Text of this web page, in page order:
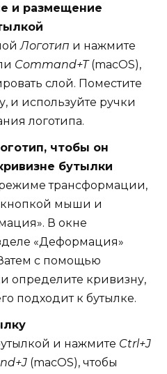
и размещение
Логотип и нажмите
Command+T(macOS),
слой. Поместите
и используйте ручки
логотипа.
чтобы он
бутылки
режиме трансформации,
мыши и
В окне
«Деформация»
с помощью
определите кривизну,
подходит к бутылке.
и нажмите Ctrl+J
(macOS), чтобы